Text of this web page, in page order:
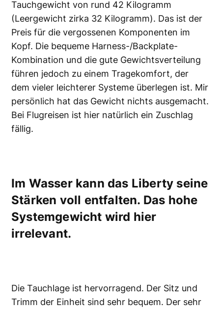
Tauchgewicht von rund 42 Kilogramm
(Leergewicht zirka 32 Kilogramm). Das ist der
Preis für die vergossenen Komponenten im
Kopf. Die bequeme Harness-/Backplate-
Kombination und die gute Gewichtsverteilung
führen jedoch zu einem Tragekomfort, der
dem vieler leichterer Systeme überlegen ist. Mir
persönlich hat das Gewicht nichts ausgemacht.
Bei Flugreisen ist hier natürlich ein Zuschlag
fällig.
Im Wasser kann das Liberty seine
Stärken voll entfalten. Das hohe
Systemgewicht wird hier
irrelevant.
Die Tauchlage ist hervorragend. Der Sitz und
Trimm der Einheit sind sehr bequem. Der sehr